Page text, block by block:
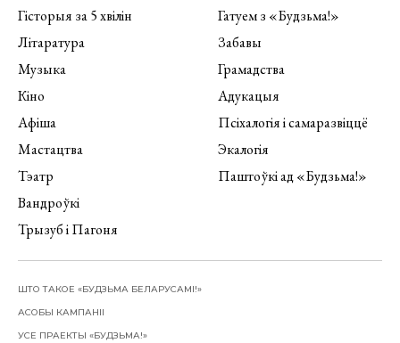
Гісторыя за 5 хвілін
Літаратура
Музыка
Кіно
Афіша
Мастацтва
Тэатр
Вандроўкі
Трызуб і Пагоня
Гатуем з «Будзьма!»
Забавы
Грамадства
Адукацыя
Псіхалогія і самаразвіццё
Экалогія
Паштоўкі ад «Будзьма!»
ШТО ТАКОЕ «БУДЗЬМА БЕЛАРУСАМІ!»
АСОБЫ КАМПАНІІ
УСЕ ПРАЕКТЫ «БУДЗЬМА!»